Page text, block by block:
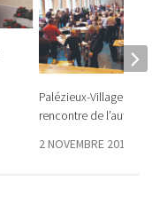
Palézieux-Village:
rencontre de l’autre
2 NOVEMBRE 2017